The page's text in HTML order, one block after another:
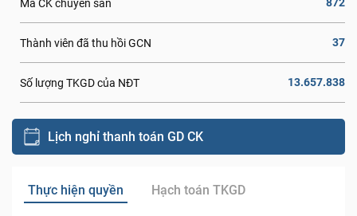
Mã CK chuyển sàn
Thành viên đã thu hồi GCN 37
Số lượng TKGD của NĐT 13.657.838
Lịch nghỉ thanh toán GD CK
Thực hiện quyền Hạch toán TKGD